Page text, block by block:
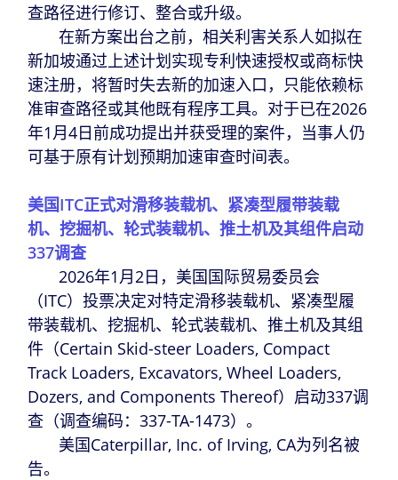
查路径进行修订、整合或升级。
在新方案出台之前，相关利害关系人如拟在
新加坡通过上述计划实现专利快速授权或商标快
速注册，将暂时失去新的加速入口，只能依赖标
准审查路径或其他既有程序工具。对于已在2026
年1月4日前成功提出并获受理的案件，当事人仍
可基于原有计划预期加速审查时间表。
美国ITC正式对滑移装载机、紧凑型履带装载
机、挖掘机、轮式装载机、推土机及其组件启动
337调查
2026年1月2日，美国国际贸易委员会
（ITC）投票决定对特定滑移装载机、紧凑型履
带装载机、挖掘机、轮式装载机、推土机及其组
件（Certain Skid-steer Loaders, Compact
Track Loaders, Excavators, Wheel Loaders,
Dozers, and Components Thereof）启动337调
查（调查编码：337-TA-1473）。
美国Caterpillar, Inc. of Irving, CA为列名被
告。